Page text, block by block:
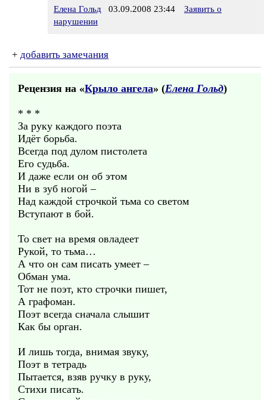
Елена Гольд 03.09.2008 23:44
Заявить о
нарушении
+ добавить замечания
Рецензия на «Крыло ангела» (Елена Гольд)
* * *
За руку каждого поэта
Идёт борьба.
Всегда под дулом пистолета
Его судьба.
И даже если он об этом
Ни в зуб ногой –
Над каждой строчкой тьма со светом
Вступают в бой.
То свет на время овладеет
Рукой, то тьма…
А что он сам писать умеет –
Обман ума.
Тот не поэт, кто строчки пишет,
А графоман.
Поэт всегда сначала слышит
Как бы орган.
И лишь тогда, внимая звуку,
Поэт в тетрадь
Пытается, взяв ручку в руку,
Стихи писать.